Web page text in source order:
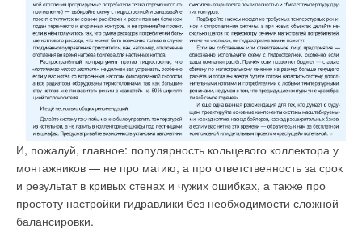
И, пожалуй, главное: популярность кольцевого коллектора у
монтажников — не про магию, а про ответственность за срок
и результат в кривых стенах и чужих ошибках, а также про
простоту настройки гидравлики без необходимости сложной
балансировки.
Читайте по теме:
→ Обзор систем защиты от протечек 2026
ЖУРНАЛ СОК ИЮНЬ 2026
→ Об утилизации тепловых отходов
ЖУРНАЛ СОК ИЮНЬ 2026
→
Совершенствование отопительно-вентиляционных
систем коррекцией процессов регулирования
ЖУРНАЛ СОК ИЮНЬ 2026
→
Теплотехнические характеристики лучисто-конвективной
панели при эксплуатации в действующей котельной
ЖУРНАЛ СОК ИЮНЬ 2026
→
Водонагреватель Royal Thermo Smalto Inverter:
интеллект, стиль и энергоэффективность